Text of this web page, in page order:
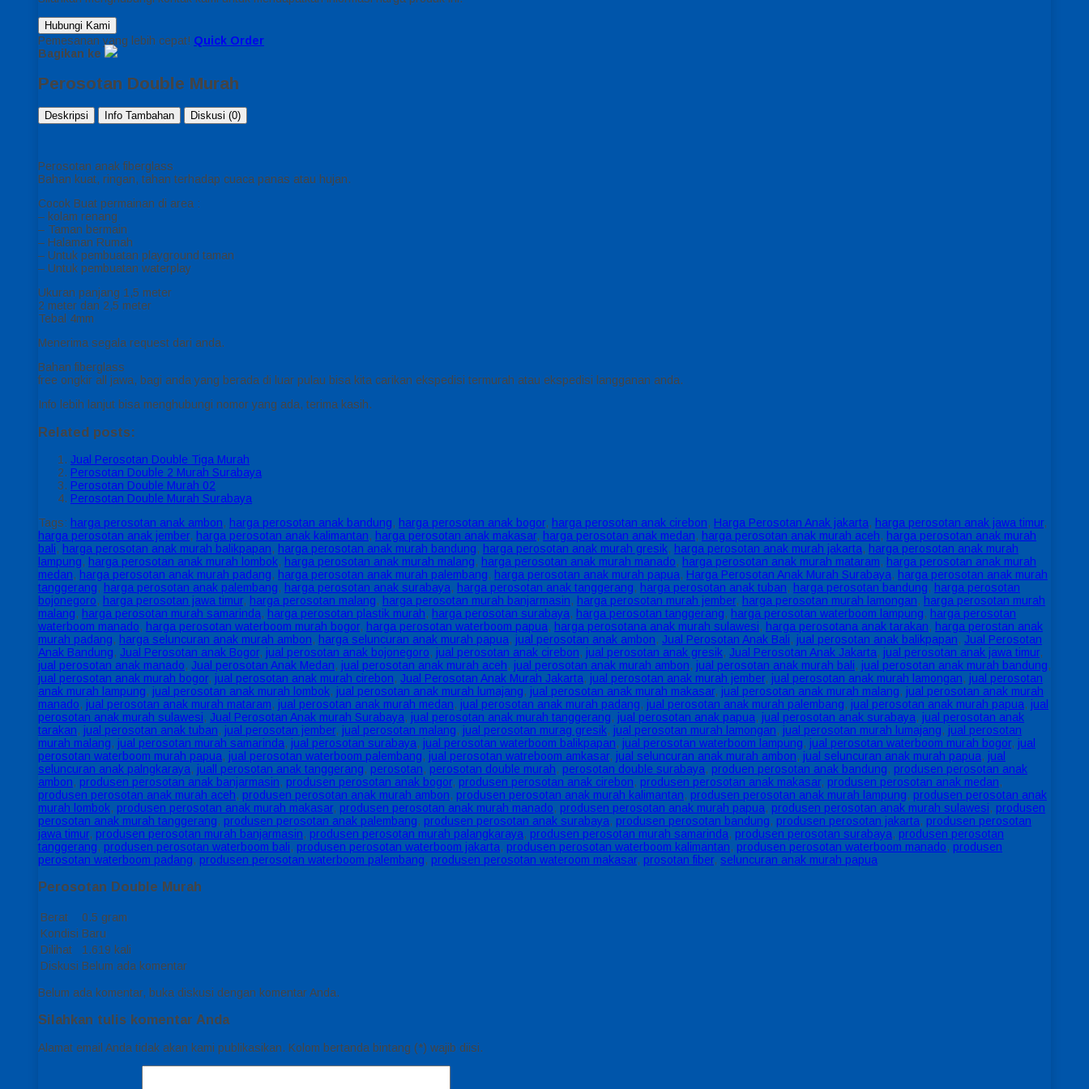
Hubungi Kami
Pemesanan yang lebih cepat! Quick Order
Bagikan ke
Perosotan Double Murah
Deskripsi Info Tambahan Diskusi (0)
Perosotan anak fiberglass
Bahan kuat, ringan, tahan terhadap cuaca panas atau hujan.
Cocok Buat permainan di area :
– kolam renang
– Taman bermain
– Halaman Rumah
– Untuk pembuatan playground taman
– Untuk pembuatan waterplay
Ukuran panjang 1,5 meter
2 meter dan 2,5 meter
Tebal 4mm
Menerima segala request dari anda.
Bahan fiberglass
free ongkir all jawa, bagi anda yang berada di luar pulau bisa kita carikan ekspedisi termurah atau ekspedisi langganan anda.
Info lebih lanjut bisa menghubungi nomor yang ada, terima kasih.
Related posts:
Jual Perosotan Double Tiga Murah
Perosotan Double 2 Murah Surabaya
Perosotan Double Murah 02
Perosotan Double Murah Surabaya
Tags: harga perosotan anak ambon, harga perosotan anak bandung, harga perosotan anak bogor, harga perosotan anak cirebon, Harga Perosotan Anak jakarta, harga perosotan anak jawa timur,
harga perosotan anak jember, harga perosotan anak kalimantan, harga perosotan anak makasar, harga perosotan anak medan, harga perosotan anak murah aceh, harga perosotan anak murah
bali, harga perosotan anak murah balikpapan, harga perosotan anak murah bandung, harga perosotan anak murah gresik, harga perosotan anak murah jakarta, harga perosotan anak murah
lampung, harga perosotan anak murah lombok, harga perosotan anak murah malang, harga perosotan anak murah manado, harga perosotan anak murah mataram, harga perosotan anak murah
medan, harga perosotan anak murah padang, harga perosotan anak murah palembang, harga perosotan anak murah papua, Harga Perosotan Anak Murah Surabaya, harga perosotan anak murah
tanggerang, harga perosotan anak palembang, harga perosotan anak surabaya, harga perosotan anak tanggerang, harga perosotan anak tuban, harga perosotan bandung, harga perosotan
bojonegoro, harga perosotan jawa timur, harga perosotan malang, harga perosotan murah banjarmasin, harga perosotan murah jember, harga perosotan murah lamongan, harga perosotan murah
malang, harga perosotan murah samarinda, harga perosotan plastik murah, harga perosotan surabaya, harga perosotan tanggerang, harga perosotan waterboom lampung, harga perosotan
waterboom manado, harga perosotan waterboom murah bogor, harga perosotan waterboom papua, harga perosotana anak murah sulawesi, harga perosotana anak tarakan, harga perostan anak
murah padang, harga seluncuran anak murah ambon, harga seluncuran anak murah papua, jual perosotan anak ambon, Jual Perosotan Anak Bali, jual perosotan anak balikpapan, Jual Perosotan
Anak Bandung, Jual Perosotan anak Bogor, jual perosotan anak bojonegoro, jual perosotan anak cirebon, jual perosotan anak gresik, Jual Perosotan Anak Jakarta, jual perosotan anak jawa timur,
jual perosotan anak manado, Jual perosotan Anak Medan, jual perosotan anak murah aceh, jual perosotan anak murah ambon, jual perosotan anak murah bali, jual perosotan anak murah bandung,
jual perosotan anak murah bogor, jual perosotan anak murah cirebon, Jual Perosotan Anak Murah Jakarta, jual perosotan anak murah jember, jual perosotan anak murah lamongan, jual perosotan
anak murah lampung, jual perosotan anak murah lombok, jual perosotan anak murah lumajang, jual perosotan anak murah makasar, jual perosotan anak murah malang, jual perosotan anak murah
manado, jual perosotan anak murah mataram, jual perosotan anak murah medan, jual perosotan anak murah padang, jual perosotan anak murah palembang, jual perosotan anak murah papua, jual
perosotan anak murah sulawesi, Jual Perosotan Anak murah Surabaya, jual perosotan anak murah tanggerang, jual perosotan anak papua, jual perosotan anak surabaya, jual perosotan anak
tarakan, jual perosotan anak tuban, jual perosotan jember, jual perosotan malang, jual perosotan murag gresik, jual perosotan murah lamongan, jual perosotan murah lumajang, jual perosotan
murah malang, jual perosotan murah samarinda, jual perosotan surabaya, jual perosotan waterboom balikpapan, jual perosotan waterboom lampung, jual perosotan waterboom murah bogor, jual
perosotan waterboom murah papua, jual perosotan waterboom palembang, jual perosotan watreboom amkasar, jual seluncuran anak murah ambon, jual seluncuran anak murah papua, jual
seluncuran anak palngkaraya, juall perosotan anak tanggerang, perosotan, perosotan double murah, perosotan double surabaya, produen perosotan anak bandung, produsen perosotan anak
ambon, produsen perosotan anak banjarmasin, produsen perosotan anak bogor, produsen perosotan anak cirebon, produsen perosotan anak makasar, produsen perosotan anak medan,
produsen perosotan anak murah aceh, produsen perosotan anak murah ambon, produsen perosotan anak murah kalimantan, produsen perosotan anak murah lampung, produsen perosotan anak
murah lombok, produsen perosotan anak murah makasar, produsen perosotan anak murah manado, produsen perosotan anak murah papua, produsen perosotan anak murah sulawesi, produsen
perosotan anak murah tanggerang, produsen perosotan anak palembang, produsen perosotan anak surabaya, produsen perosotan bandung, produsen perosotan jakarta, produsen perosotan
jawa timur, produsen perosotan murah banjarmasin, produsen perosotan murah palangkaraya, produsen perosotan murah samarinda, produsen perosotan surabaya, produsen perosotan
tanggerang, produsen perosotan waterboom bali, produsen perosotan waterboom jakarta, produsen perosotan waterboom kalimantan, produsen perosotan waterboom manado, produsen
perosotan waterboom padang, produsen perosotan waterboom palembang, produsen perosotan wateroom makasar, prosotan fiber, seluncuran anak murah papua
Perosotan Double Murah
Berat
0.5 gram
Kondisi Baru
Dilihat
1.619 kali
Diskusi Belum ada komentar
Belum ada komentar, buka diskusi dengan komentar Anda.
Silahkan tulis komentar Anda
Alamat email Anda tidak akan kami publikasikan. Kolom bertanda bintang (*) wajib diisi.